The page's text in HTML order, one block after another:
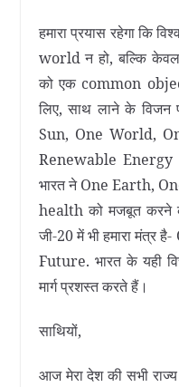
हमारा प्रयास रहेगा कि
world न हो, बल्कि
को एक common
लिए, साथ लाने के विजन
Sun, One World,
Renewable Energy
भारत ने One Earth,
health को मजबूत करने
जी-20 में भी हमारा मंत्र
Future. भारत के यही
मार्ग प्रशस्त करते हैं।
साथियों,
आज मेरा देश की सभी